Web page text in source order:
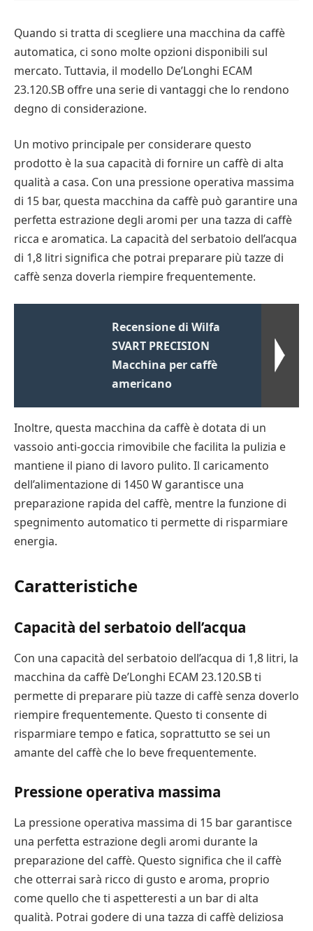
Quando si tratta di scegliere una macchina da caffè
automatica, ci sono molte opzioni disponibili sul
mercato. Tuttavia, il modello De’Longhi ECAM
23.120.SB offre una serie di vantaggi che lo rendono
degno di considerazione.
Un motivo principale per considerare questo
prodotto è la sua capacità di fornire un caffè di alta
qualità a casa. Con una pressione operativa massima
di 15 bar, questa macchina da caffè può garantire una
perfetta estrazione degli aromi per una tazza di caffè
ricca e aromatica. La capacità del serbatoio dell’acqua
di 1,8 litri significa che potrai preparare più tazze di
caffè senza doverla riempire frequentemente.
Recensione di Wilfa
SVART PRECISION
Macchina per caffè
americano
Inoltre, questa macchina da caffè è dotata di un
vassoio anti-goccia rimovibile che facilita la pulizia e
mantiene il piano di lavoro pulito. Il caricamento
dell’alimentazione di 1450 W garantisce una
preparazione rapida del caffè, mentre la funzione di
spegnimento automatico ti permette di risparmiare
energia.
Caratteristiche
Capacità del serbatoio dell’acqua
Con una capacità del serbatoio dell’acqua di 1,8 litri, la
macchina da caffè De’Longhi ECAM 23.120.SB ti
permette di preparare più tazze di caffè senza doverlo
riempire frequentemente. Questo ti consente di
risparmiare tempo e fatica, soprattutto se sei un
amante del caffè che lo beve frequentemente.
Pressione operativa massima
La pressione operativa massima di 15 bar garantisce
una perfetta estrazione degli aromi durante la
preparazione del caffè. Questo significa che il caffè
che otterrai sarà ricco di gusto e aroma, proprio
come quello che ti aspetteresti a un bar di alta
qualità. Potrai godere di una tazza di caffè deliziosa